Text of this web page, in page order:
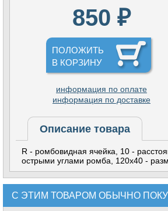
850 ₽
ПОЛОЖИТЬ
В КОРЗИНУ
информация по оплате
информация по доставке
Описание товара
R - ромбовидная ячейка, 10 -
острыми углами ромба, 120x40 -
С ЭТИМ ТОВАРОМ ОБЫЧНО